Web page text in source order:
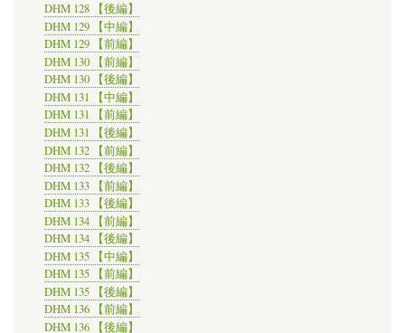
DHM 128 【後編】
DHM 129 【中編】
DHM 129 【前編】
DHM 130 【前編】
DHM 130 【後編】
DHM 131 【中編】
DHM 131 【前編】
DHM 131 【後編】
DHM 132 【前編】
DHM 132 【後編】
DHM 133 【前編】
DHM 133 【後編】
DHM 134 【前編】
DHM 134 【後編】
DHM 135 【中編】
DHM 135 【前編】
DHM 135 【後編】
DHM 136 【前編】
DHM 136 【後編】